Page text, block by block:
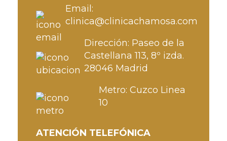
Email:
clinica@clinicachamosa.com
Dirección: Paseo de la
Castellana 113, 8º izda.
28046 Madrid
Metro: Cuzco Linea
10
ATENCIÓN TELEFÓNICA